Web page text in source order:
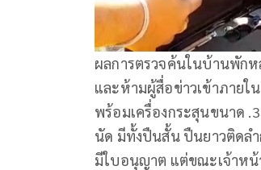
ผลการตรวจค้นในบ้านพักห
และห้ามผู้สื่อข่าวเข้าภายใ
พร้อมเครื่องกระสุนขนาด
นัด มีทั้งปืนสั้น ปืนยาวติดล
มีใบอนุญาต แต่ขณะเจ้าหน้